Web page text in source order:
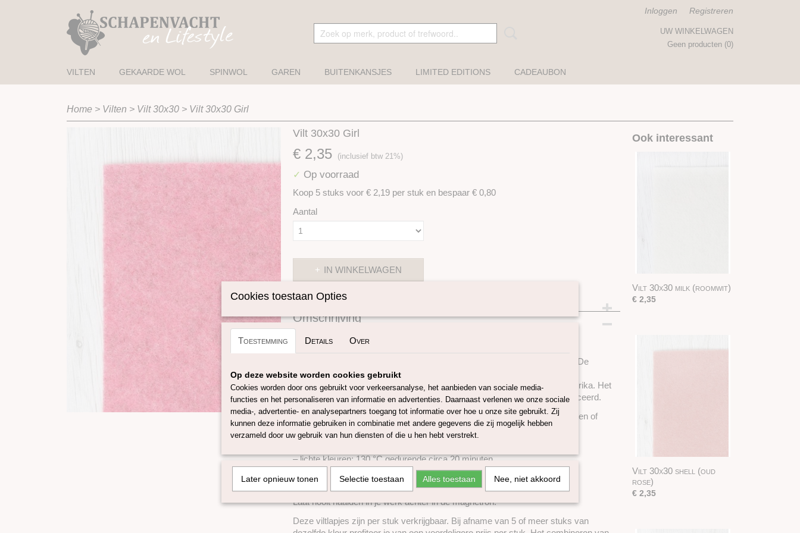
Inloggen Registreren
UW WINKELWAGEN
Geen producten (0)
VILTEN GEKAARDE WOL SPINWOL GAREN BUITENKANSJES LIMITED EDITIONS CADEAUBON
Home > Vilten > Vilt 30x30 > Vilt 30x30 Girl
Vilt 30x30 Girl
€ 2,35 (inclusief btw 21%)
✓ Op voorraad
Koop 5 stuks voor € 2,19 per stuk en bespaar € 0,80
Aantal
IN WINKELWAGEN
Specificaties
Productcode SKUIVL61
Omschrijving
Vilt girl.
Deze viltlapjes zijn 2 mm dik en gemaakt van 90% wol en 10% polyester. De
afmetingen zijn 30 × 30 cm.
Ze worden geproduceerd met mulesing-vrije wol uit Australië en Zuid-Amerika. Het
verven gebeurt bij onze leverancier en is Oeko-Tex Standard 100 gecertificeerd.
De viltlapjes kunnen traditioneel worden gebruikt (naaien, snijden, naaldvilten of
lijmen), maar zijn ook geschikt voor thermovorming.
– lichte kleuren: 130 °C gedurende circa 20 minuten
– donkere kleuren: 150 °C gedurende circa 20 minuten
Voor gebruik in de magnetron: 850 watt, maximaal 5 minuten.
Laat nooit naalden in je werk achter in de magnetron.
Deze viltlapjes zijn per stuk verkrijgbaar. Bij afname van 5 of meer stuks van
Ook interessant
Vilt 30x30 milk (roomwit)
€ 2,35
Vilt 30x30 shell (oud
rose)
€ 2,35
Cookies toestaan Opties
Toestemming Details Over
Op deze website worden cookies gebruikt
Cookies worden door ons gebruikt voor verkeersanalyse, het aanbieden van sociale media-
functies en het personaliseren van informatie en advertenties. Daarnaast verlenen we onze sociale
media-, advertentie- en analysepartners toegang tot informatie over hoe u onze site gebruikt. Zij
kunnen deze informatie gebruiken in combinatie met andere gegevens die zij mogelijk hebben
verzameld door uw gebruik van hun diensten of die u hen hebt verstrekt.
Later opnieuw tonen Selectie toestaan Alles toestaan Nee, niet akkoord